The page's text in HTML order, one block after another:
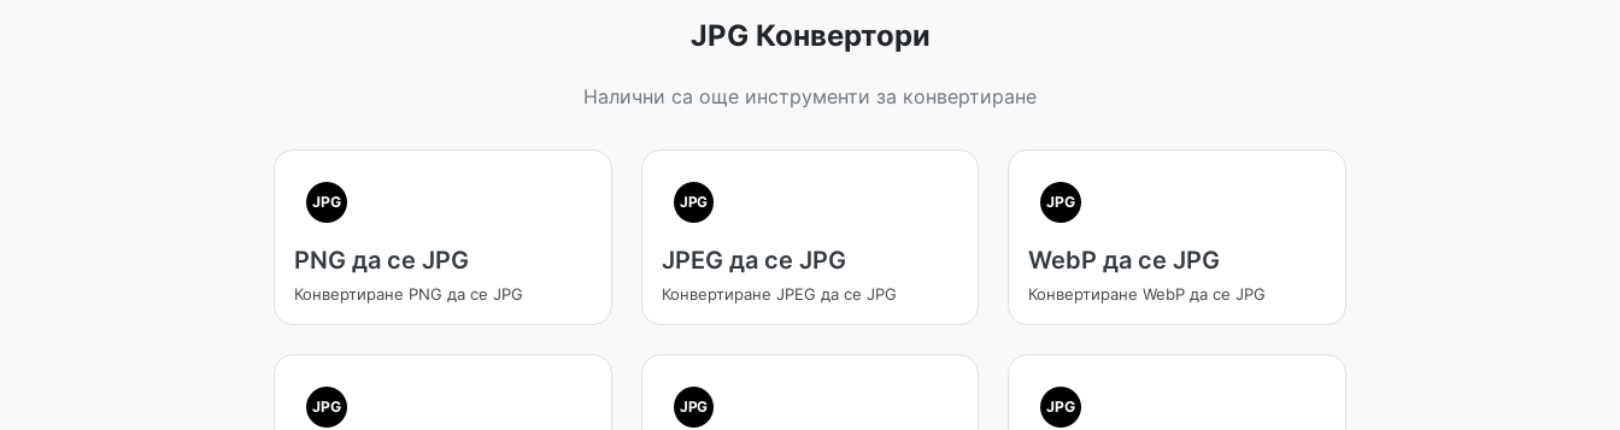
JPG Конвертори
Налични са още инструменти за конвертиране
JPG
PNG да се JPG
Конвертиране PNG да се JPG
JPG
JPEG да се JPG
Конвертиране JPEG да се JPG
JPG
WebP да се JPG
Конвертиране WebP да се JPG
JPG JPG JPG